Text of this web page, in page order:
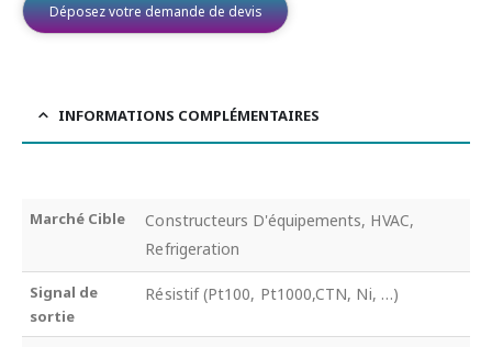
Déposez votre demande de devis
INFORMATIONS COMPLÉMENTAIRES
Marché Cible
Constructeurs D'équipements, HVAC,
Refrigeration
Signal de
sortie
Résistif (Pt100, Pt1000,CTN, Ni, …)